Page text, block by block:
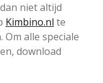
niet altijd
Kimbino.nl te
alle speciale
download